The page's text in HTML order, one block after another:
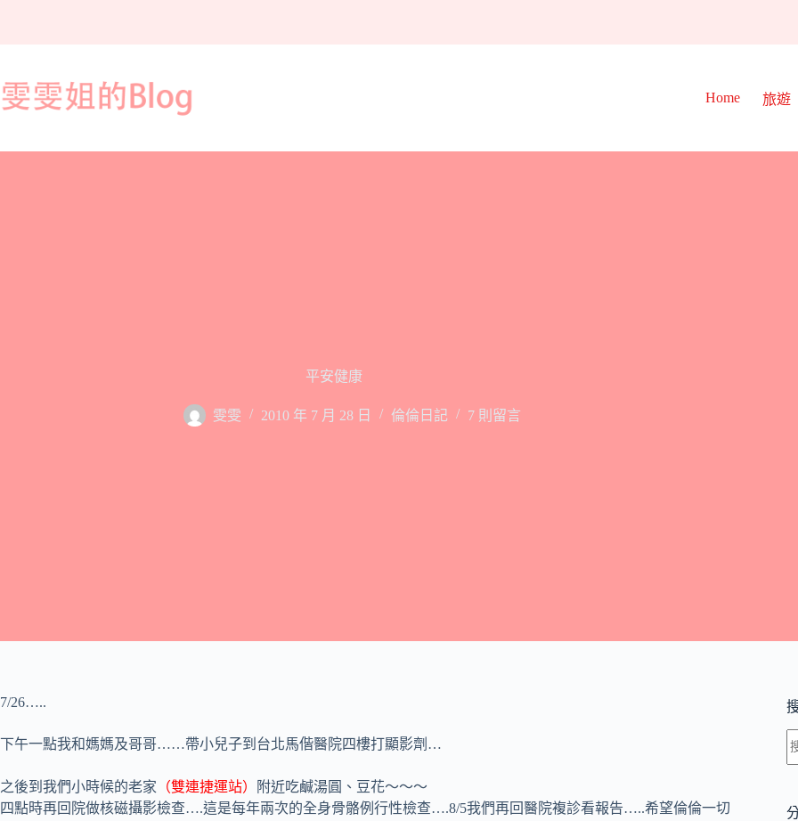
內
Home 旅遊
平安健康
雯雯 2010 年 7 月 28 日 倫倫日記 7 則留言
7/26…..
下午一點我和媽媽及哥哥……帶小兒子到台北馬偕醫院四樓打顯影劑…
之後到我們小時候的老家 （雙連捷運站）
附近吃鹹湯圓、豆花～～～
四點時再回院做核磁攝影檢查….這是每年兩次的全身骨骼例行性檢查….8/5我們再回醫院複診看報告…..希望倫倫一切
符